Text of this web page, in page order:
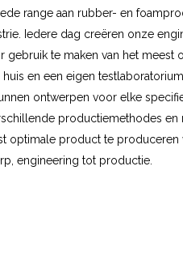
range aan rubber- en
Iedere dag creëren onze
te maken van het meest
en een eigen
ontwerpen voor elke
productiemethodes en
optimale product te produceren
engineering tot productie.